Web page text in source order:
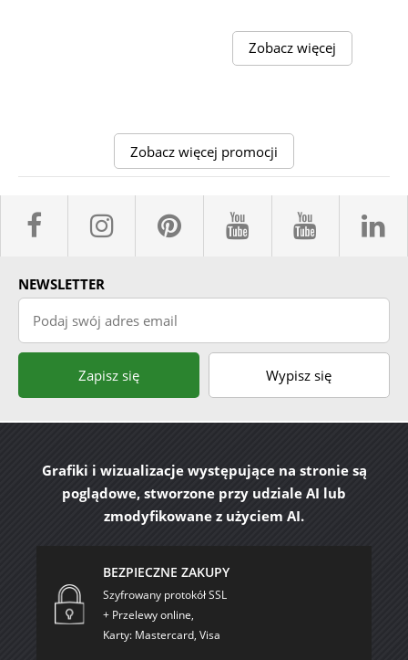
Zobacz więcej
Zobacz więcej promocji
facebook sklepyBELPOL
instagram
pinterestyoutube
NEWSLETTER
Podaj swój adres email
Zapisz się Wypisz się
Grafiki i wizualizacje występujące na stronie są
poglądowe, stworzone przy udziale AI lub
zmodyfikowane z użyciem AI.
BEZPIECZNE ZAKUPY
Szyfrowany protokół SSL
+ Przelewy online,
Karty: Mastercard, Visa